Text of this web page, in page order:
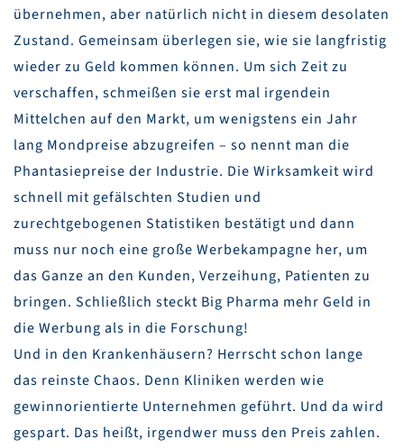
übernehmen, aber natürlich nicht in diesem desolaten
Zustand. Gemeinsam überlegen sie, wie sie langfristig
wieder zu Geld kommen können. Um sich Zeit zu
verschaffen, schmeißen sie erst mal irgendein
Mittelchen auf den Markt, um wenigstens ein Jahr
lang Mondpreise abzugreifen – so nennt man die
Phantasiepreise der Industrie. Die Wirksamkeit wird
schnell mit gefälschten Studien und
zurechtgebogenen Statistiken bestätigt und dann
muss nur noch eine große Werbekampagne her, um
das Ganze an den Kunden, Verzeihung, Patienten zu
bringen. Schließlich steckt Big Pharma mehr Geld in
die Werbung als in die Forschung!
Und in den Krankenhäusern? Herrscht schon lange
das reinste Chaos. Denn Kliniken werden wie
gewinnorientierte Unternehmen geführt. Und da wird
gespart. Das heißt, irgendwer muss den Preis zahlen.